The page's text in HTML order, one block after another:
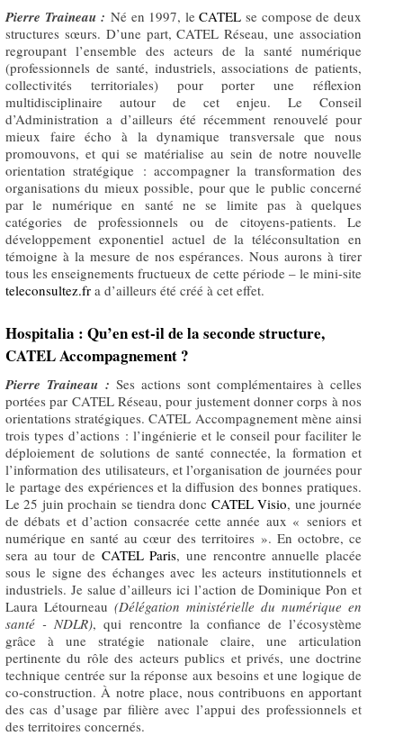
Pierre Traineau : Né en 1997, leCATEL se compose de deux
structures sœurs. D’une part, CATEL Réseau, une association
regroupant l’ensemble des acteurs de la santé numérique
(professionnels de santé, industriels, associations de patients,
collectivités territoriales) pour porter une réflexion
multidisciplinaire autour de cet enjeu. Le Conseil
d’Administration a d’ailleurs été récemment renouvelé pour
mieux faire écho à la dynamique transversale que nous
promouvons, et qui se matérialise au sein de notre nouvelle
orientation stratégique : accompagner la transformation des
organisations du mieux possible, pour que le public concerné
par le numérique en santé ne se limite pas à quelques
catégories de professionnels ou de citoyens-patients. Le
développement exponentiel actuel de la téléconsultation en
témoigne à la mesure de nos espérances. Nous aurons à tirer
tous les enseignements fructueux de cette période – le mini-site
teleconsultez.fr a d’ailleurs été créé à cet effet.
Hospitalia : Qu’en est-il de la seconde structure,
CATEL Accompagnement ?
Pierre Traineau :Ses actions sont complémentaires à celles
portées par CATEL Réseau, pour justement donner corps à nos
orientations stratégiques. CATEL Accompagnement mène ainsi
trois types d’actions : l’ingénierie et le conseil pour faciliter le
déploiement de solutions de santé connectée, la formation et
l’information des utilisateurs, et l’organisation de journées pour
le partage des expériences et la diffusion des bonnes pratiques.
Le 25 juin prochain se tiendra donc CATEL Visio, une journée
de débats et d’action consacrée cette année aux « seniors et
numérique en santé au cœur des territoires ». En octobre, ce
sera au tour de CATEL Paris, une rencontre annuelle placée
sous le signe des échanges avec les acteurs institutionnels et
industriels. Je salue d’ailleurs ici l’action de Dominique Pon et
Laura Létourneau (Délégation ministérielle du numérique en
santé - NDLR), qui rencontre la confiance de l’écosystème
grâce à une stratégie nationale claire, une articulation
pertinente du rôle des acteurs publics et privés, une doctrine
technique centrée sur la réponse aux besoins et une logique de
co-construction. À notre place, nous contribuons en apportant
des cas d’usage par filière avec l’appui des professionnels et
des territoires concernés.